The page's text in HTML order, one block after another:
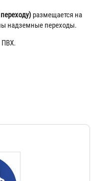
размещается на
надземные переходы.
ПВХ.